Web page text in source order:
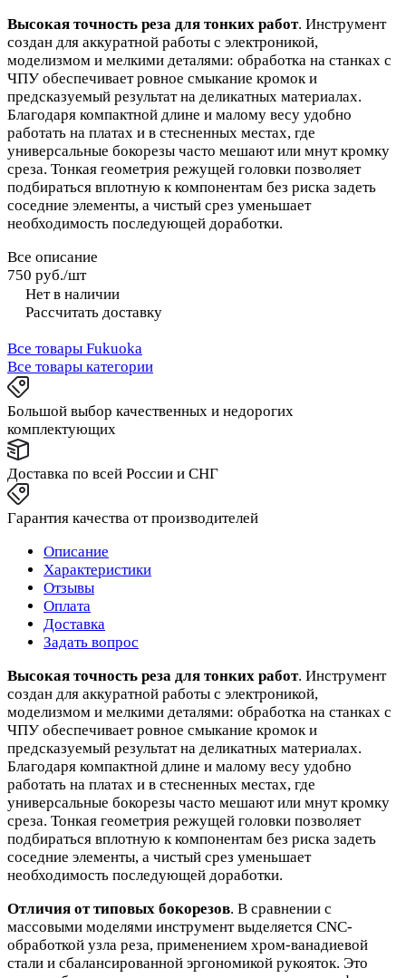
Высокая точность реза для тонких работ. Инструмент
создан для аккуратной работы с электроникой,
моделизмом и мелкими деталями: обработка на станках с
ЧПУ обеспечивает ровное смыкание кромок и
предсказуемый результат на деликатных материалах.
Благодаря компактной длине и малому весу удобно
работать на платах и в стесненных местах, где
универсальные бокорезы часто мешают или мнут кромку
среза. Тонкая геометрия режущей головки позволяет
подбираться вплотную к компонентам без риска задеть
соседние элементы, а чистый срез уменьшает
необходимость последующей доработки.
Все описание
750 руб./шт
Нет в наличии
Рассчитать доставку
Все товары Fukuoka
Все товары категории
Большой выбор качественных и недорогих
комплектующих
Доставка по всей России и СНГ
Гарантия качества от производителей
Описание
Характеристики
Отзывы
Оплата
Доставка
Задать вопрос
Высокая точность реза для тонких работ. Инструмент
создан для аккуратной работы с электроникой,
моделизмом и мелкими деталями: обработка на станках с
ЧПУ обеспечивает ровное смыкание кромок и
предсказуемый результат на деликатных материалах.
Благодаря компактной длине и малому весу удобно
работать на платах и в стесненных местах, где
универсальные бокорезы часто мешают или мнут кромку
среза. Тонкая геометрия режущей головки позволяет
подбираться вплотную к компонентам без риска задеть
соседние элементы, а чистый срез уменьшает
необходимость последующей доработки.
Отличия от типовых бокорезов. В сравнении с
массовыми моделями инструмент выделяется CNC-
обработкой узла реза, применением хром-ванадиевой
стали и сбалансированной эргономикой рукояток. Это